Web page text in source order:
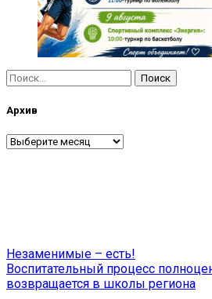
Найти:
Архив
Архив
Навигация
по
Незаменимые – есть!
Воспитательный процесс
возвращается в школы региона